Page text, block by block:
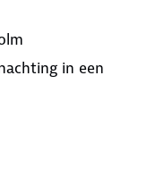
in een